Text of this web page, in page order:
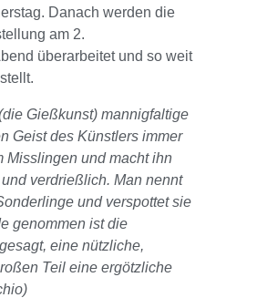
Danach werden die
am 2.
überarbeitet und so weit
Gießkunst) mannigfaltige
Geist des Künstlers immer
Misslingen und macht ihn
verdrießlich. Man nennt
und verspottet sie
genommen ist die
eine nützliche,
Teil eine ergötzliche